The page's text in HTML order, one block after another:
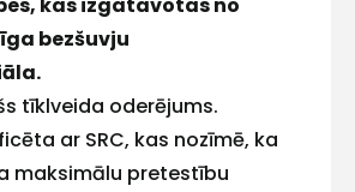
bezšuvju
tīklveida oderējums.
ar SRC, kas nozīmē, ka
maksimālu pretestību
E-pasts
Kontakttālrunis